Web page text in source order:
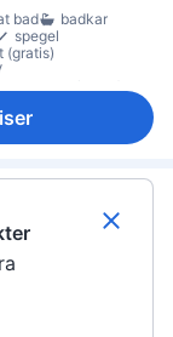
bad
badkar
spegel
(gratis)
internet (gratis)
luftkonditionering
sängkläder